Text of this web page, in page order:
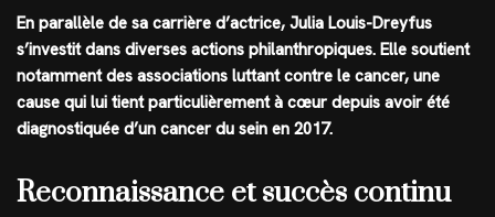
En parallèle de sa carrière d’actrice, Julia Louis-Dreyfus
s’investit dans diverses actions philanthropiques. Elle soutient
notamment des associations luttant contre le cancer, une
cause qui lui tient particulièrement à cœur depuis avoir été
diagnostiquée d’un cancer du sein en 2017.
Reconnaissance et succès continu